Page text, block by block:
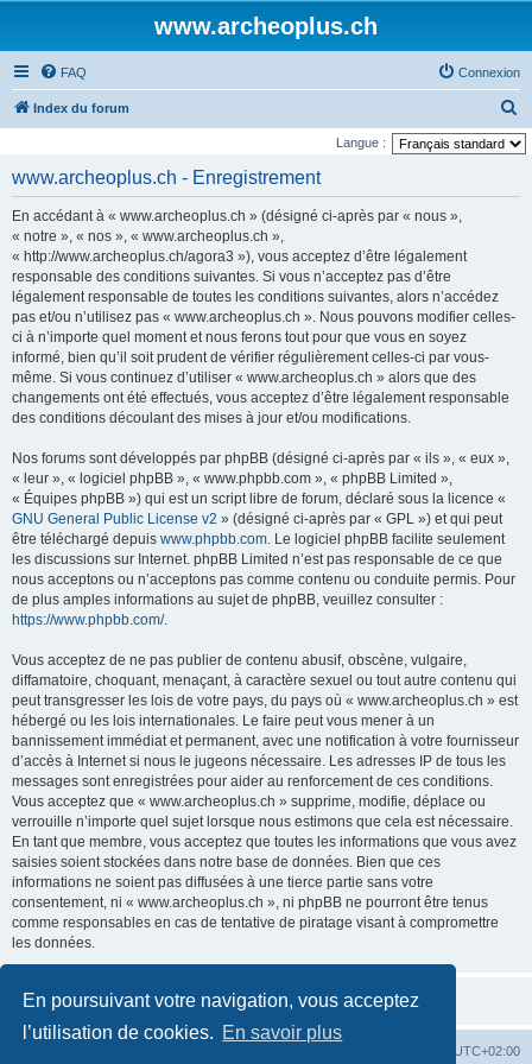
En poursuivant votre navigation, vous acceptez
l’utilisation de cookies. En savoir plus
www.archeoplus.ch
FAQ Connexion
Index du forum
e
Langue :
www.archeoplus.ch - Enregistrement
En accédant à « www.archeoplus.ch » (désigné ci-après par « nous »,
« notre », « nos », « www.archeoplus.ch »,
« http://www.archeoplus.ch/agora3 »), vous acceptez d’être légalement
responsable des conditions suivantes. Si vous n’acceptez pas d’être
légalement responsable de toutes les conditions suivantes, alors n’accédez
pas et/ou n’utilisez pas « www.archeoplus.ch ». Nous pouvons modifier celles-
ci à n’importe quel moment et nous ferons tout pour que vous en soyez
informé, bien qu’il soit prudent de vérifier régulièrement celles-ci par vous-
même. Si vous continuez d’utiliser « www.archeoplus.ch » alors que des
changements ont été effectués, vous acceptez d’être légalement responsable
des conditions découlant des mises à jour et/ou modifications.
Nos forums sont développés par phpBB (désigné ci-après par « ils », « eux »,
« leur », « logiciel phpBB », « www.phpbb.com », « phpBB Limited »,
« Équipes phpBB ») qui est un script libre de forum, déclaré sous la licence «
GNU General Public License v2 » (désigné ci-après par « GPL ») et qui peut
être téléchargé depuis www.phpbb.com. Le logiciel phpBB facilite seulement
les discussions sur Internet. phpBB Limited n’est pas responsable de ce que
nous acceptons ou n’acceptons pas comme contenu ou conduite permis. Pour
de plus amples informations au sujet de phpBB, veuillez consulter :
https://www.phpbb.com/.
Vous acceptez de ne pas publier de contenu abusif, obscène, vulgaire,
diffamatoire, choquant, menaçant, à caractère sexuel ou tout autre contenu qui
peut transgresser les lois de votre pays, du pays où « www.archeoplus.ch » est
hébergé ou les lois internationales. Le faire peut vous mener à un
bannissement immédiat et permanent, avec une notification à votre fournisseur
d’accès à Internet si nous le jugeons nécessaire. Les adresses IP de tous les
messages sont enregistrées pour aider au renforcement de ces conditions.
Vous acceptez que « www.archeoplus.ch » supprime, modifie, déplace ou
verrouille n’importe quel sujet lorsque nous estimons que cela est nécessaire.
En tant que membre, vous acceptez que toutes les informations que vous avez
saisies soient stockées dans notre base de données. Bien que ces
informations ne soient pas diffusées à une tierce partie sans votre
consentement, ni « www.archeoplus.ch », ni phpBB ne pourront être tenus
comme responsables en cas de tentative de piratage visant à compromettre
les données.
UTC+02:00